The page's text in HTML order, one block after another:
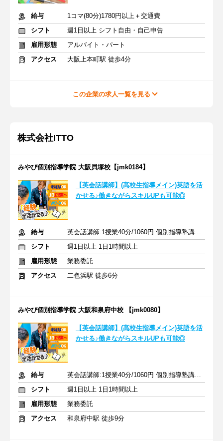
給与
1コマ(80分)1780円以上＋交通費
シフト
週1日以上 シフト自由・自己申告
雇用形態
アルバイト・パート
アクセス
大阪上本町駅 徒歩4分
この企業の求人一覧を見る
株式会社ITTO
みやび個別指導学院 大阪貝塚校【jmk0184】
【英会話講師】(高校生指導メイン)英語を活
かせる♪働きながらスキルUPも可能◎
給与
英会話講師:1授業40分/1060円 個別指導塾講師:1授業80分/2528円
シフト
週1日以上 1日1時間以上
雇用形態
業務委託
アクセス
二色浜駅 徒歩6分
みやび個別指導学院 大阪和泉府中校 【jmk0080】
【英会話講師】(高校生指導メイン)英語を活
かせる♪働きながらスキルUPも可能◎
給与
英会話講師:1授業40分/1060円 個別指導塾講師:1授業80分/2528円
シフト
週1日以上 1日1時間以上
雇用形態
業務委託
アクセス
和泉府中駅 徒歩9分